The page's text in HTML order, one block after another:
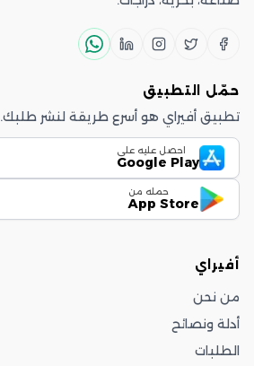
حمّل التطبيق
تطبيق أفيراي هو أسرع طريقة لنشر طلبك.
احصل عليه على
Google Play
حمله من
App Store
أفيراي
من نحن
أدلة ونصائح
الطلبات